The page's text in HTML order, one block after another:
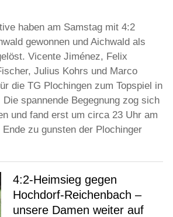
haben am Samstag mit 4:2
gewonnen und Aichwald als
Vicente Jiménez, Felix
Julius Kohrs und Marco
die TG Plochingen zum Topspiel in
spannende Begegnung zog sich
und fand erst um circa 23 Uhr am
zu gunsten der Plochinger
4:2-Heimsieg gegen
Hochdorf-Reichenbach –
unsere Damen weiter auf